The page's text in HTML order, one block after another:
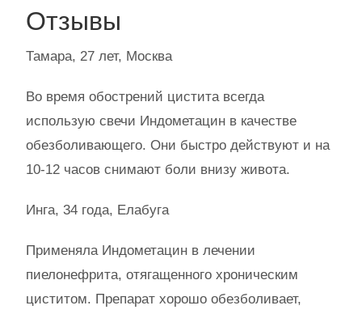
Отзывы
Тамара, 27 лет, Москва
Во время обострений цистита всегда
использую свечи Индометацин в качестве
обезболивающего. Они быстро действуют и на
10-12 часов снимают боли внизу живота.
Инга, 34 года, Елабуга
Применяла Индометацин в лечении
пиелонефрита, отягащенного хроническим
циститом. Препарат хорошо обезболивает,